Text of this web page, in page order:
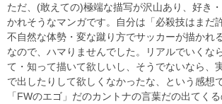
ただ、(敢えての)極端な描写が沢山あり、好き
かれそうなマンガです。自分は「必殺技はまだ
不自然な体勢・変な蹴り方でサッカーが描かれ
なので、ハマりませんでした。リアルでいくな
て・知って描いて欲しいし、そうでないなら、
で出したりして欲しくなかったな、という感想
「FWのエゴ」だのカントナの言葉だの出てく